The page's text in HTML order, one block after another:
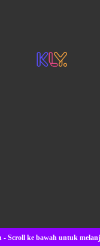
- Scroll ke bawah untuk